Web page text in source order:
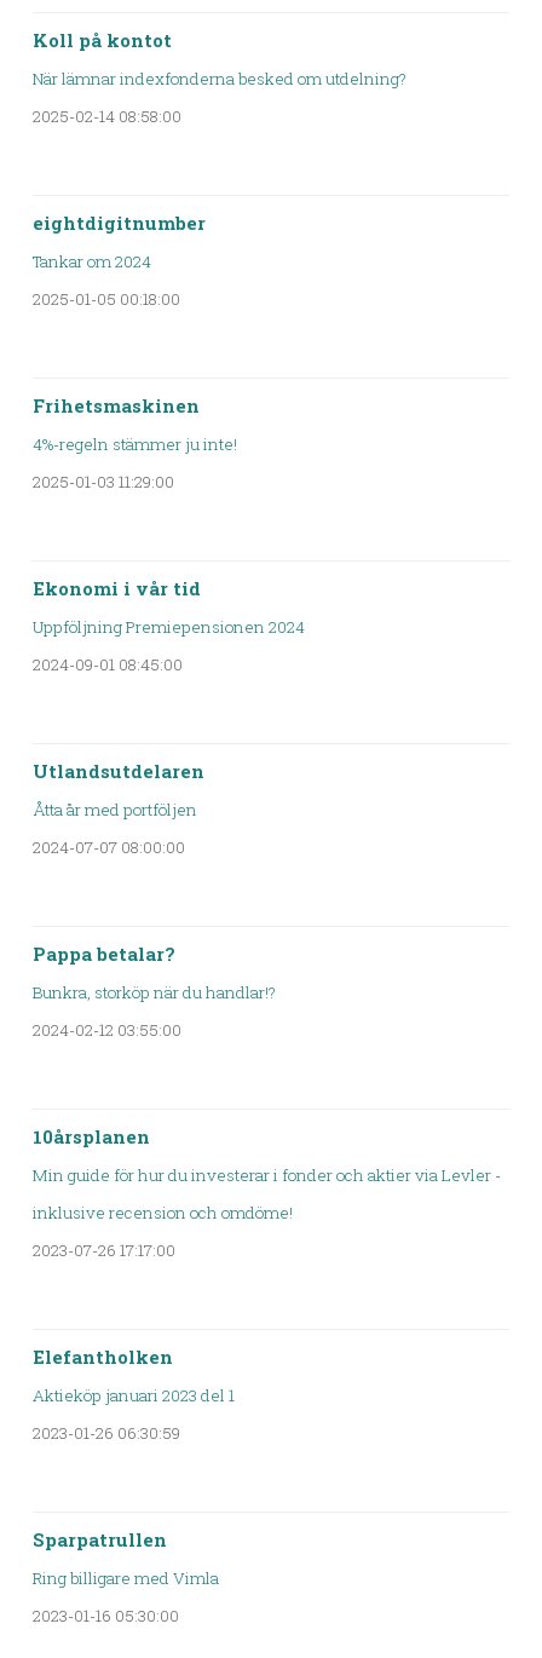
Koll på kontot
När lämnar indexfonderna besked om utdelning?
2025-02-14 08:58:00
eightdigitnumber
Tankar om 2024
2025-01-05 00:18:00
Frihetsmaskinen
4%-regeln stämmer ju inte!
2025-01-03 11:29:00
Ekonomi i vår tid
Uppföljning Premiepensionen 2024
2024-09-01 08:45:00
Utlandsutdelaren
Åtta år med portföljen
2024-07-07 08:00:00
Pappa betalar?
Bunkra, storköp när du handlar!?
2024-02-12 03:55:00
10årsplanen
Min guide för hur du investerar i fonder och aktier via Levler -
inklusive recension och omdöme!
2023-07-26 17:17:00
Elefantholken
Aktieköp januari 2023 del 1
2023-01-26 06:30:59
Sparpatrullen
Ring billigare med Vimla
2023-01-16 05:30:00